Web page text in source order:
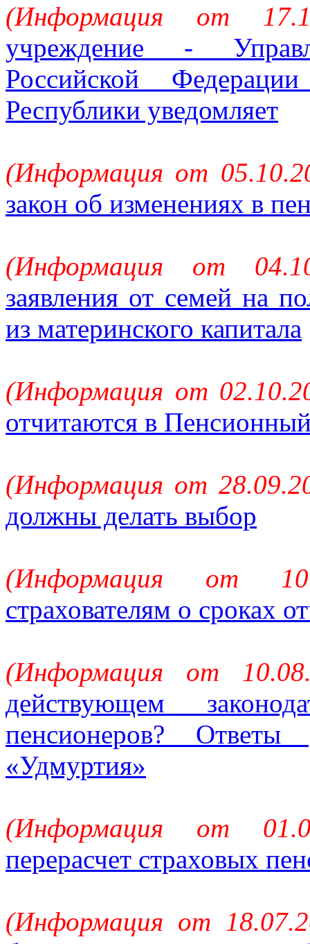
(Информация от
учреждение -
Российской
Республики уведомляет
(Информация от
закон об изменениях в
(Информация от
заявления от семей на
из материнского капитала
(Информация от
отчитаются в
(Информация от
должны делать выбор
(Информация от
страхователям о сроках
(Информация от
действующем
пенсионеров?
«Удмуртия»
(Информация от
перерасчет страховых
(Информация от